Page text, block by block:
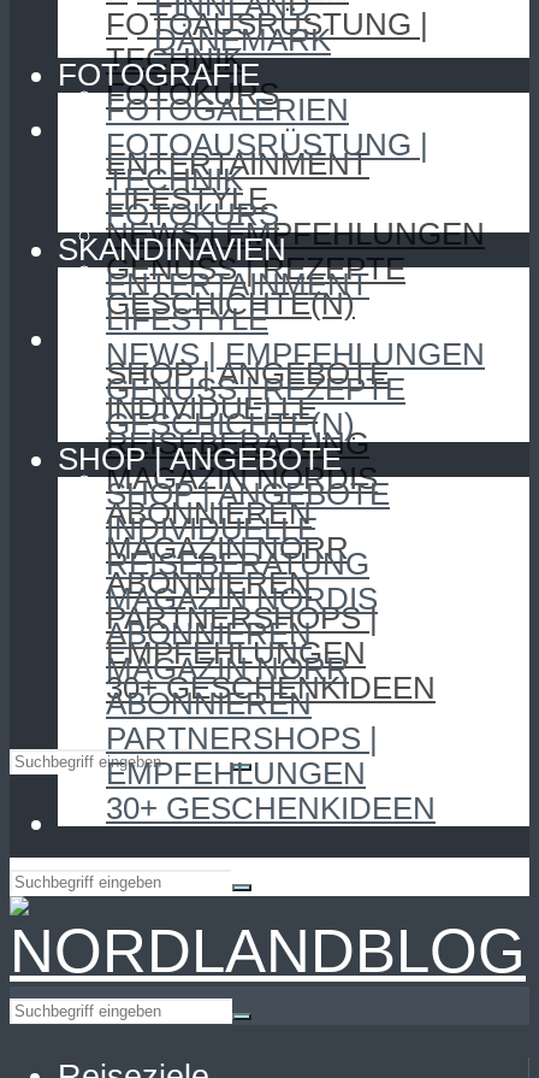
FOTOAUSRÜSTUNG |
TECHNIK
FOTOKURS
SKANDINAVIEN
ENTERTAINMENT
LIFESTYLE
NEWS | EMPFEHLUNGEN
GENUSS | REZEPTE
GESCHICHTE(N)
SHOP | ANGEBOTE
SHOP | ANGEBOTE
INDIVIDUELLE
REISEBERATUNG
MAGAZIN NORDIS
ABONNIEREN
MAGAZIN NORR
ABONNIEREN
PARTNERSHOPS |
EMPFEHLUNGEN
30+ GESCHENKIDEEN
DÄNEMARK
FOTOGRAFIE
FOTOGALERIEN
FOTOAUSRÜSTUNG |
TECHNIK
FOTOKURS
SKANDINAVIEN
ENTERTAINMENT
LIFESTYLE
NEWS | EMPFEHLUNGEN
GENUSS | REZEPTE
GESCHICHTE(N)
SHOP | ANGEBOTE
SHOP | ANGEBOTE
INDIVIDUELLE
REISEBERATUNG
MAGAZIN NORDIS
ABONNIEREN
MAGAZIN NORR
ABONNIEREN
PARTNERSHOPS |
EMPFEHLUNGEN
30+ GESCHENKIDEEN